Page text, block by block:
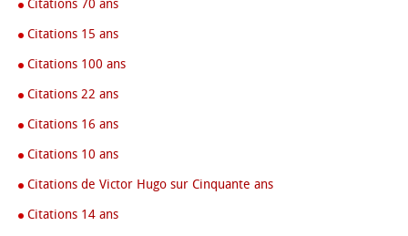
Citations 70 ans
Citations 15 ans
Citations 100 ans
Citations 22 ans
Citations 16 ans
Citations 10 ans
Citations de Victor Hugo sur Cinquante ans
Citations 14 ans